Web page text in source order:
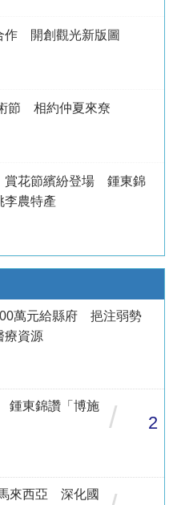
作 開創觀光新版圖
節 相約仲夏來尞
賞花節繽紛登場 鍾東錦
李農特產
萬元給縣府 挹注弱勢
療資源
鍾東錦讚「博施
/ 2
來西亞 深化國